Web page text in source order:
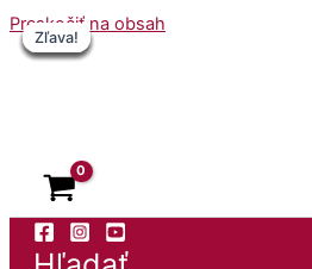
Preskočiť na obsah
Zľava!
Zľava!
Zľava!
Zľava!
Zľava!
Zľava!
Zľava!